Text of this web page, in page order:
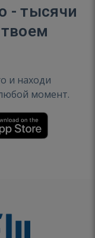
- тысячи
и находи
момент.